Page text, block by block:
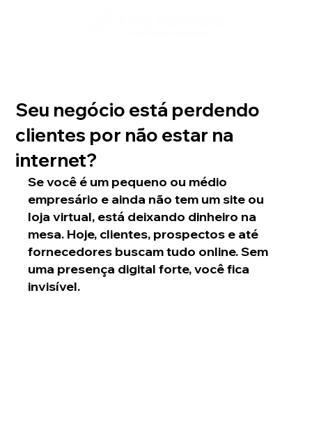
Seu negócio está perdendo
clientes por não estar na
internet?
Se você é um pequeno ou médio
empresário e ainda não tem um site ou
loja virtual, está deixando dinheiro na
mesa. Hoje, clientes, prospectos e até
fornecedores buscam tudo online. Sem
uma presença digital forte, você fica
invisível.